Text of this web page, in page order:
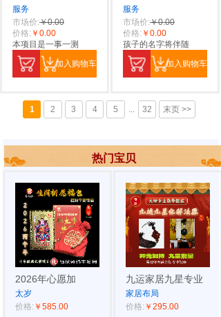
服务
市场价:￥0.00
价格: ￥0.00
本项目是一事一测
加入购物车
服务
市场价:￥0.00
价格: ￥0.00
孩子的名字将伴随
加入购物车
1 2 3 4 5 ... 32 末页 >>
热门宝贝
2026年心愿加
太岁
价格: ￥585.00
九运家居九星专业
家居布局
价格: ￥295.00